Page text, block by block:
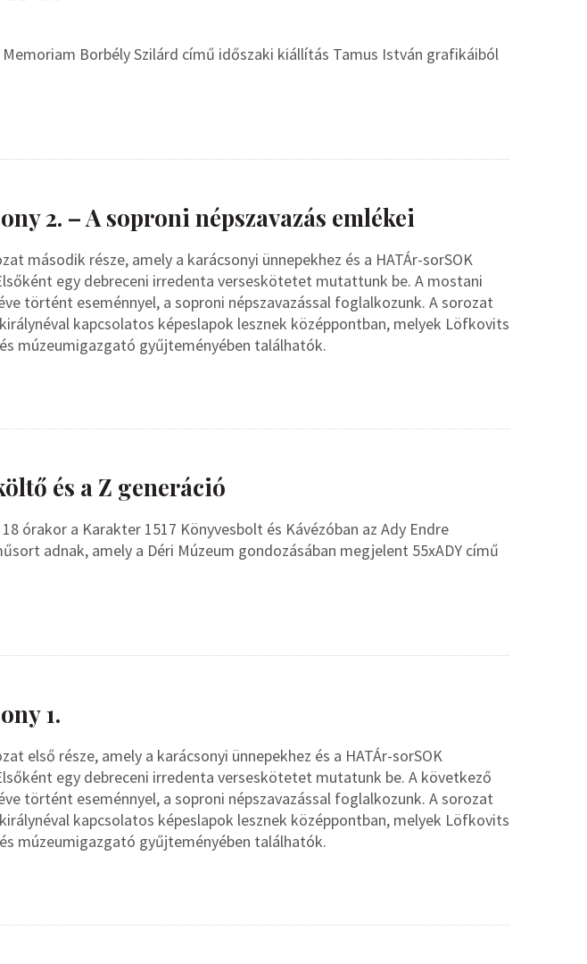
Memoriam Borbély Szilárd című időszaki kiállítás Tamus István grafikáiból
2. – A soproni népszavazás emlékei
második része, amely a karácsonyi ünnepekhez és a HATÁr-sorSOK
egy debreceni irredenta verseskötetet mutattunk be. A mostani
történt eseménnyel, a soproni népszavazással foglalkozunk. A sorozat
kapcsolatos képeslapok lesznek középpontban, melyek Löfkovits
múzeumigazgató gyűjteményében találhatók.
és a Z generáció
órakor a Karakter 1517 Könyvesbolt és Kávézóban az Ady Endre
adnak, amely a Déri Múzeum gondozásában megjelent 55xADY című
1.
első része, amely a karácsonyi ünnepekhez és a HATÁr-sorSOK
egy debreceni irredenta verseskötetet mutatunk be. A következő
történt eseménnyel, a soproni népszavazással foglalkozunk. A sorozat
kapcsolatos képeslapok lesznek középpontban, melyek Löfkovits
múzeumigazgató gyűjteményében találhatók.